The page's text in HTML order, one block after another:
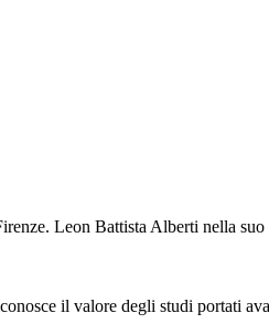
Leon Battista Alberti nella
il valore degli studi portati